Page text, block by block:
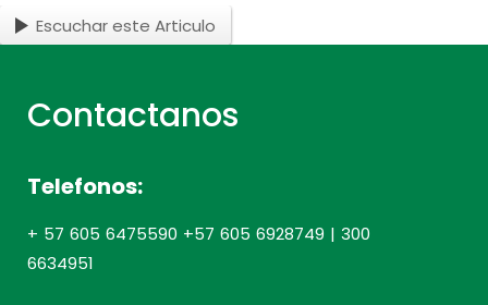
Escuchar este Articulo
Contactanos
Telefonos:
+ 57 605 6475590 +57 605 6928749 | 300
6634951